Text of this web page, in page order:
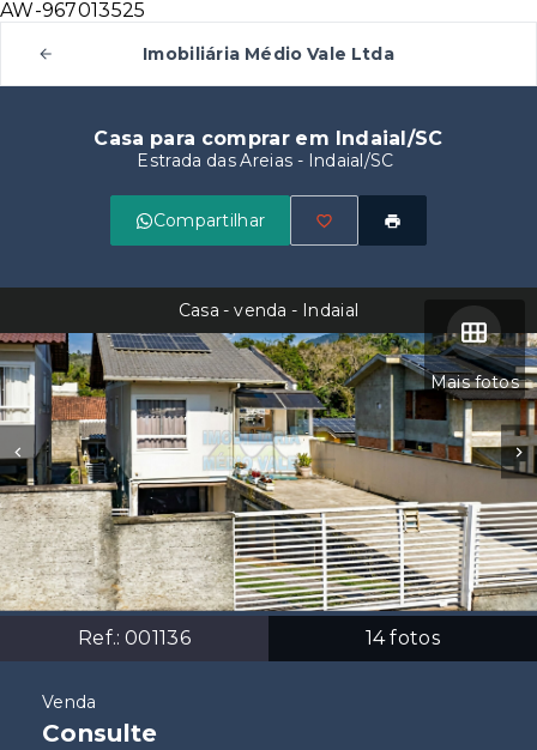
AW-967013525
Imobiliária Médio Vale Ltda
Casa para comprar em Indaial/SC
Estrada das Areias - Indaial/SC
Compartilhar
Mais fotos
Ref.:001136 14fotos
Casa - venda - Indaial
Venda
Consulte